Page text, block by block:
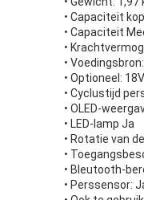
• Capaciteit
• Capaciteit
•
•
• Optioneel:
• Cyclustijd
• OLED-
• LED-lamp Ja
• Rotatie van
•
• Bleutooth-
• Perssensor: